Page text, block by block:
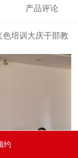
产品评论
训大庆干部教
约